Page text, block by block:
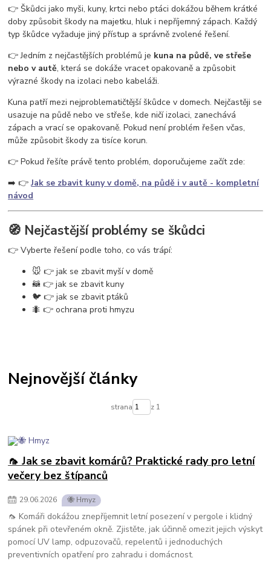
vosy v pergole
ochrana proti vosám
jak se zbavit vosího hnízda
odpuzovač vos
past na vosy
létající hmyz vosy v domě vosy ve střeše
👉 Škůdci jako myši, kuny, krtci nebo ptáci dokážou během krátké
doby způsobit škody na majetku, hluk i nepříjemný zápach. Každý
typ škůdce vyžaduje jiný přístup a správně zvolené řešení.
👉 Jedním z nejčastějších problémů je kuna na půdě, ve střeše
nebo v autě, která se dokáže vracet opakovaně a způsobit
výrazné škody na izolaci nebo kabeláži.
Kuna patří mezi nejproblematičtější škůdce v domech. Nejčastěji se
usazuje na půdě nebo ve střeše, kde ničí izolaci, zanechává
zápach a vrací se opakovaně. Pokud není problém řešen včas,
může způsobit škody za tisíce korun.
👉 Pokud řešíte právě tento problém, doporučujeme začít zde:
➡️ 👉Jak se zbavit kuny v domě, na půdě i v autě - kompletní
návod
🧭 Nejčastější problémy se škůdci
👉 Vyberte řešení podle toho, co vás trápí:
🐭 👉 jak se zbavit myší v domě
🦝 👉 jak se zbavit kuny
🐦 👉 jak se zbavit ptáků
🐜 👉 ochrana proti hmyzu
Nejnovější články
strana z 1
🦟 Jak se zbavit komárů? Praktické rady pro letní
večery bez štípanců
29.06.2026 🐝 Hmyz
🦟 Komáři dokážou znepříjemnit letní posezení v pergole i klidný
spánek při otevřeném okně. Zjistěte, jak účinně omezit jejich výskyt
pomocí UV lamp, odpuzovačů, repelentů i jednoduchých
preventivních opatření pro zahradu i domácnost.